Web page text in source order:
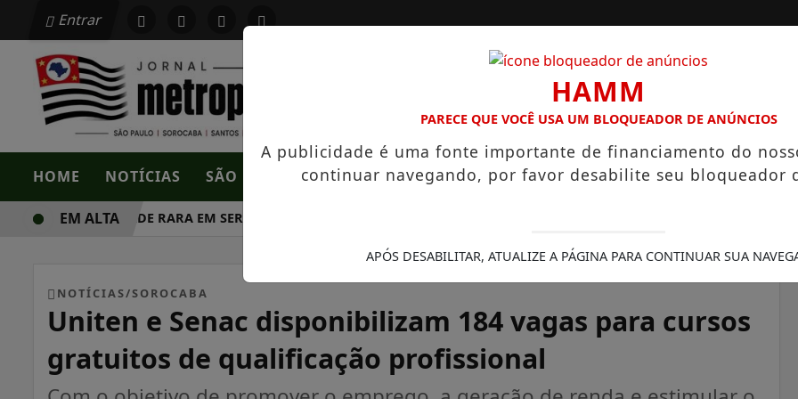
Entrar
HOME NOTÍCIAS SÃO PAULO SOROCABA SANTOS CAMPINAS LITORAL PAULISTA
OPORTUNIDADE RARA EM SERRA NEGRA: FAZENDA COM 488 HECTARES UNE ALTA PRODUTIVIDADE E CHARME
EM ALTA
NOTÍCIAS/SOROCABA
Uniten e Senac disponibilizam 184 vagas para cursos
gratuitos de qualificação profissional
HAMM
PARECE QUE VOCÊ USA UM BLOQUEADOR DE ANÚNCIOS
A publicidade é uma fonte importante de financiamento do
continuar navegando, por favor desabilite seu bloqueador
APÓS DESABILITAR, ATUALIZE A PÁGINA PARA CONTINUAR SUA